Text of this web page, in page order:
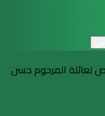
لعائلة المرحوم حسن